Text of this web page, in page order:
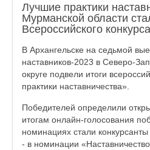
Лучшие практики
Мурманской области
Всероссийского конкурса
В Архангельске на седьмой
наставников-2023 в Северо-
округе подвели итоги
практики наставничества».
Победителей определили
итогам онлайн-голосования
номинациях стали
- в номинации